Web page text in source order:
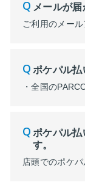
メールが届
ポケパル払
ポケパル払
す。